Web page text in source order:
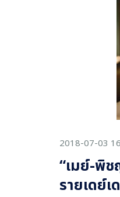
2018-07-03
“เมย์-พิ
รายเดย์